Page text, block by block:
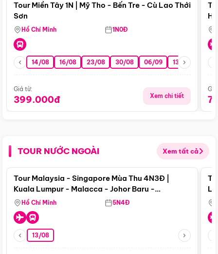
Tour Miền Tây 1N | Mỹ Tho - Bến Tre - Cù Lao Thới
Sơn
Hồ Chí Minh 1N0Đ
14/08 16/08 23/08 30/08 06/09 13/09 20/09
Giá từ:
399.000đ Xem chi tiết
TOUR NƯỚC NGOÀI Xem tất cả
Điểm nổi bật
Tour Malaysia - Singapore Mùa Thu 4N3Đ |
Kuala Lumpur - Malacca - Johor Baru -
Singapore
Hồ Chí Minh 5N4Đ
13/08